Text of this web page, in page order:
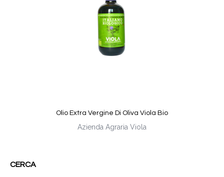
Olio Extra Vergine Di Oliva Viola Bio
Azienda Agraria Viola
CERCA